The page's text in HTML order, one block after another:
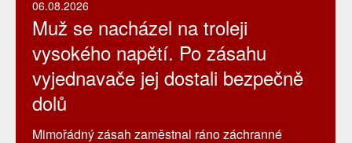
06.08.2026
Muž se nacházel na troleji
vysokého napětí. Po zásahu
vyjednavače jej dostali bezpečně
dolů
Mimořádný zásah zaměstnal ráno záchranné